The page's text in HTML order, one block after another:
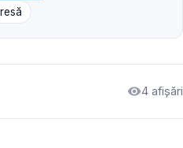
4 afișări